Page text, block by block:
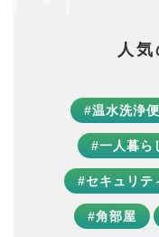
人
#温水洗浄
#一人暮ら
#セキュリテ
#角部屋